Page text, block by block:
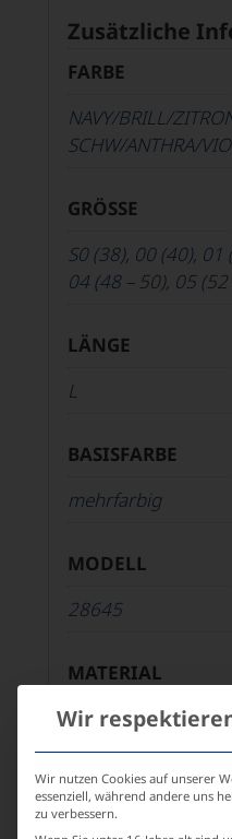
Zusätzliche
FARBE
NAVY/BRILL/
SCHW/ANTHRA/
GRÖSSE
S0 (38), 00 (40), 01
04 (48 – 50), 05 (52
LÄNGE
L
BASISFARBE
mehrfarbig
MODELL
28645
MATERIAL
50% Baumwolle,
SAISON
Wir
Wir nutzen Cookies auf unserer
essenziell, während andere uns
zu verbessern.